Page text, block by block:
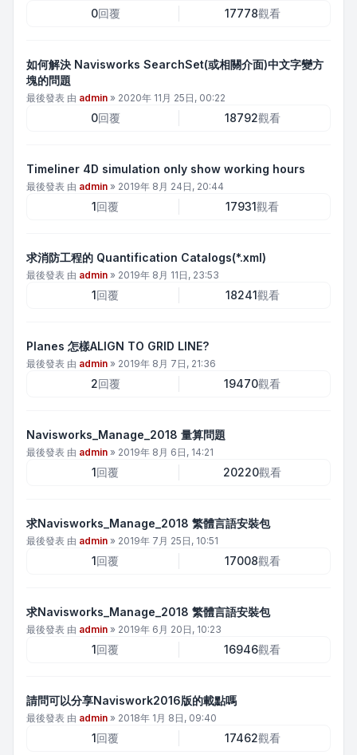
0回覆 17778觀看
如何解決 Navisworks SearchSet(或相關介面)中文字變方
塊的問題
最後發表 由 admin » 2020年 11月 25日, 00:22
0回覆 18792觀看
Timeliner 4D simulation only show working hours
最後發表 由 admin » 2019年 8月 24日, 20:44
1回覆 17931觀看
求消防工程的 Quantification Catalogs(*.xml)
最後發表 由 admin » 2019年 8月 11日, 23:53
1回覆 18241觀看
Planes 怎樣ALIGN TO GRID LINE?
最後發表 由 admin » 2019年 8月 7日, 21:36
2回覆 19470觀看
Navisworks_Manage_2018 量算問題
最後發表 由 admin » 2019年 8月 6日, 14:21
1回覆 20220觀看
求Navisworks_Manage_2018 繁體言語安裝包
最後發表 由 admin » 2019年 7月 25日, 10:51
1回覆 17008觀看
求Navisworks_Manage_2018 繁體言語安裝包
最後發表 由 admin » 2019年 6月 20日, 10:23
1回覆 16946觀看
請問可以分享Naviswork2016版的載點嗎
最後發表 由 admin » 2018年 1月 8日, 09:40
1回覆 17462觀看